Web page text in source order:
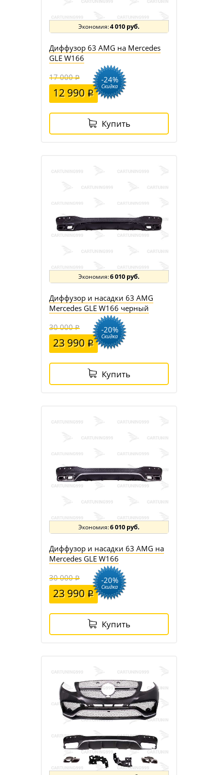
4 010 руб.
Диффузор 63 AMG на Mercedes
GLE W166
17 000
12 990
-24%
Скидка
Купить
6 010 руб.
Диффузор и насадки 63 AMG
Mercedes GLE W166 черный
30 000
23 990
-20%
Скидка
Купить
6 010 руб.
Диффузор и насадки 63 AMG на
Mercedes GLE W166
30 000
23 990
-20%
Скидка
Купить